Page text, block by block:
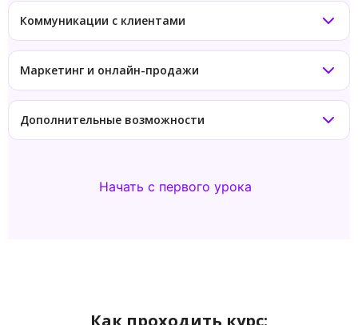
Коммуникации с клиентами
Маркетинг и онлайн-продажи
Дополнительные возможности
Начать с первого урока
Как проходить курс: